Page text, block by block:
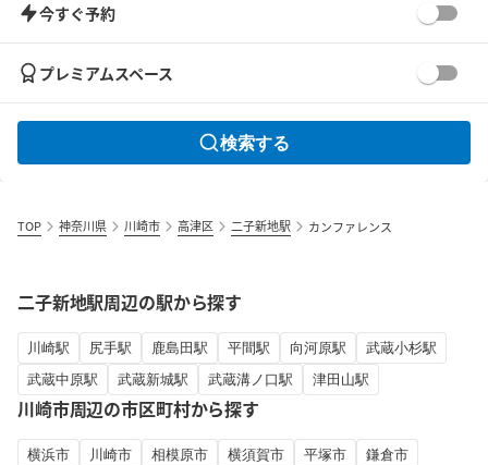
今すぐ予約
プレミアムスペース
検索する
TOP 神奈川県 川崎市 高津区 二子新地駅 カンファレンス
二子新地駅周辺の駅から探す
川崎駅 尻手駅 鹿島田駅 平間駅 向河原駅
武蔵小杉駅
武蔵中原駅
武蔵新城駅 武蔵溝ノ口駅 津田山駅
川崎市周辺の市区町村から探す
横浜市 川崎市 相模原市 横須賀市 平塚市
鎌倉市